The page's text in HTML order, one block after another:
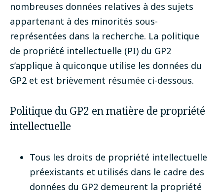
nombreuses données relatives à des sujets
appartenant à des minorités sous-
représentées dans la recherche. La politique
de propriété intellectuelle (PI) du GP2
s’applique à quiconque utilise les données du
GP2 et est brièvement résumée ci-dessous.
Politique du GP2 en matière de propriété
intellectuelle
Tous les droits de propriété intellectuelle
préexistants et utilisés dans le cadre des
données du GP2 demeurent la propriété